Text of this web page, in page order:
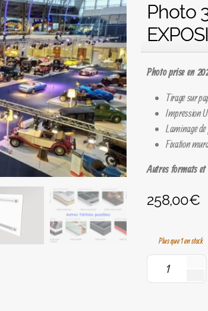
Photo
Photo prise en
Tirage sur
Impression
Laminage
Fixation
Autres formats
258,00€
Plus que 1 en stock